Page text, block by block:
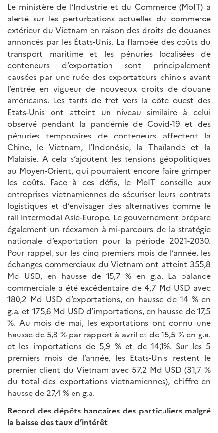
Le ministère de l’Industrie et du Commerce (MoIT) a
alerté sur les perturbations actuelles du commerce
extérieur du Vietnam en raison des droits de douanes
annoncés par les États-Unis. La flambée des coûts du
transport maritime et les pénuries localisées de
conteneurs d’exportation sont principalement
causées par une ruée des exportateurs chinois avant
l’entrée en vigueur de nouveaux droits de douane
américains. Les tarifs de fret vers la côte ouest des
Etats-Unis ont atteint un niveau similaire à celui
observé pendant la pandémie de Covid-19 et des
pénuries temporaires de conteneurs affectent la
Chine, le Vietnam, l’Indonésie, la Thaïlande et la
Malaisie. A cela s’ajoutent les tensions géopolitiques
au Moyen-Orient, qui pourraient encore faire grimper
les coûts. Face à ces défis, le MoIT conseille aux
entreprises vietnamiennes de sécuriser leurs contrats
logistiques et d’envisager des alternatives comme le
rail intermodal Asie-Europe. Le gouvernement prépare
également un réexamen à mi-parcours de la stratégie
nationale d’exportation pour la période 2021-2030.
Pour rappel, sur les cinq premiers mois de l’année, les
échanges commerciaux du Vietnam ont atteint 355,8
Md USD, en hausse de 15,7 % en g.a. La balance
commerciale a été excédentaire de 4,7 Md USD avec
180,2 Md USD d’exportations, en hausse de 14 % en
g.a. et 175,6 Md USD d’importations, en hausse de 17,5
%. Au mois de mai, les exportations ont connu une
hausse de 5,8 % par rapport à avril et de 15,5 % en g.a.
et les importations de 5,9 % et de 14,1%. Sur les 5
premiers mois de l’année, les Etats-Unis restent le
premier client du Vietnam avec 57,2 Md USD (31,7 %
du total des exportations vietnamiennes), chiffre en
hausse de 27,4 % en g.a.
Record des dépôts bancaires des particuliers malgré
la baisse des taux d’intérêt